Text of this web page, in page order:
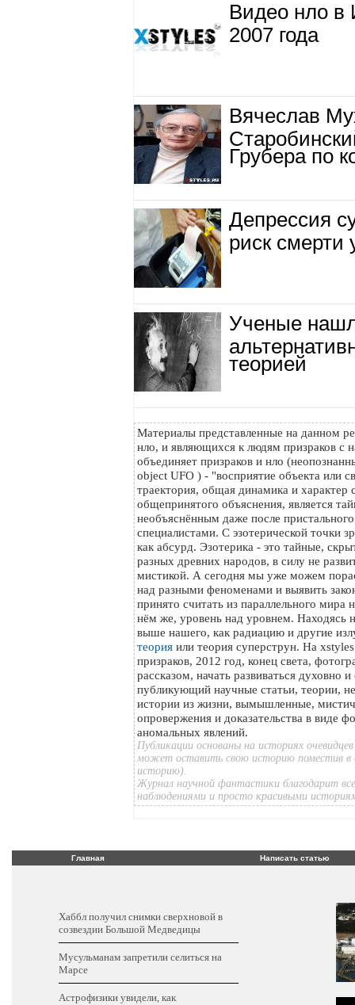
Видео нло в
2007 года
Вячеслав
Грубера по
Депрессия
риск смерти
Ученые
теорией
Материалы представленные на данном
нло, и являющихся к людям призраков с
объединяет призраков и нло
object UFO ) - "восприятие объекта или
траектория, общая динамика и характер
общепринятого объяснения, является
необъяснённым даже после
специалистами. С эзотерической точки
как абсурд. Эзотерика - это тайные,
разных древних народов, в силу не
мистикой. А сегодня мы уже можем
над разными феноменами и выявить
принято считать из параллельного мира
нём же, уровень над уровнем. Находясь
выше нашего, как радиацию и другие
теория или теория суперструн. На
призраков, 2012 год, конец света,
рассказом, начать развиваться духовно
публикующий научные статьи, теории,
истории из жизни, вымышленные,
опровержения и доказательства в виде
аномальных явлений.
Публикации основаны на историях
может оставить свою историю поместив в
историю).
Журнал научной фантастики благодарит
наблюдениями и просто красивыми
Главная Написать статью
Хаббл получил снимки сверхновой в
созвездии Большой Медведицы
Мусульманам запретили селиться на
Марсе
Астрофизики увидели, как